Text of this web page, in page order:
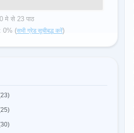
मे से 23 पाठ
0% (सभी ग्रेड सूचीबद्ध करें)